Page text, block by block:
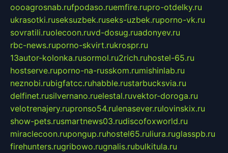
oooagrosnab.rufpodaso.ruemfire.rupro-otdelky.ru
ukrasotki.ruseksuzbek.ruseks-uzbek.ruporno-vk.ru
sovratili.ruolecoon.ruvd-dosug.ruadonyev.ru
rbc-news.ruporno-skvirt.rukrospr.ru
13autor-kolonka.rusormol.ru2rich.ruhostel-65.ru
hostserve.ruporno-na-russkom.rumishinlab.ru
neznobi.rubigfatcc.ruhabble.rustarbucksvia.ru
delfinet.rusilvernano.ruelestal.ruvektor-doroga.ru
velotrenajery.rupronso54.rulenasever.rulovinskix.ru
show-pets.rusmartnews03.rudiscofoxworld.ru
miraclecoon.rupongup.ruhostel65.ruliura.ruglasspb.ru
firehunters.rugribowo.rugnalis.rubulkitula.ru